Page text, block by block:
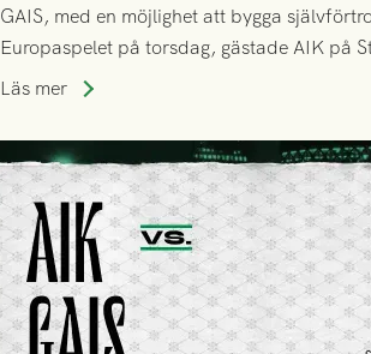
GAIS, med en möjlighet att bygga
Europaspelet på torsdag, gästade AIK på
Stockholm . Men trots konstant hotande i
lyckades få in 2-0.
Läs mer